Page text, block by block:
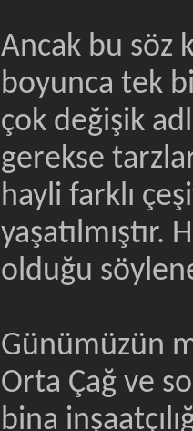
Ancak bu söz
boyunca tek
çok değişik
gerekse
hayli farklı
yaşatılmıştır.
olduğu
Günümüzün
Orta Çağ ve
bina